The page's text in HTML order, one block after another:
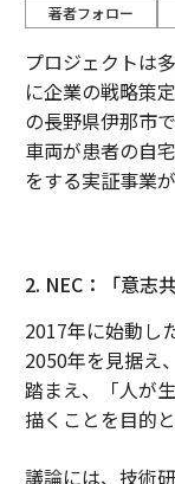
著者フォロー
プロジェクトは
に企業の戦略策
の長野県伊那市
車両が患者の自
をする実証事業
2. NEC：「意志
2017年に始動し
2050年を見据え
踏まえ、「人が
描くことを目的
議論には、技術